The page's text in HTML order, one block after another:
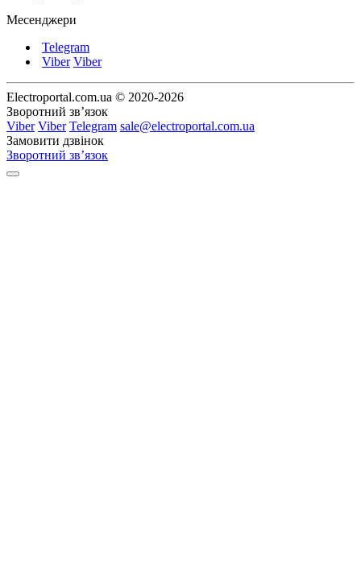
Месенджери
Telegram
Viber Viber
Electroportal.com.ua © 2020-2026
Зворотний зв’язок
Viber Viber Telegram sale@electroportal.com.ua
Замовити дзвінок
Зворотний зв’язок